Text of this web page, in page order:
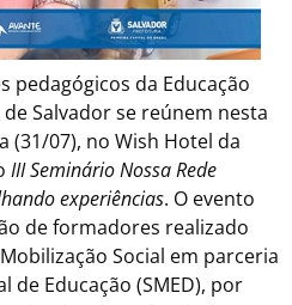
pedagógicos da Educação
Salvador se reúnem nesta
(31/07), no Wish Hotel da
III Seminário Nossa Rede
experiências. O evento
de formadores realizado
Social em parceria
de Educação (SMED), por